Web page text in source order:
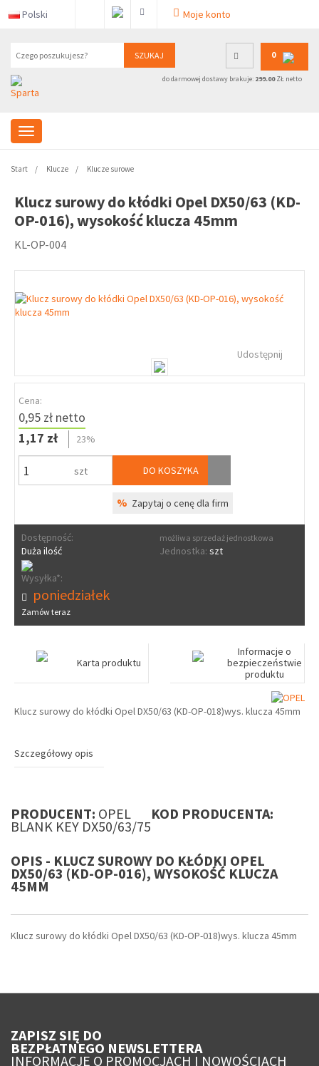
Polski Moje konto
SZUKAJ 0
do darmowej dostawy brakuje: 299.00ZŁ netto
Start Klucze Klucze surowe
Klucz surowy do kłódki Opel DX50/63 (KD-
OP-016), wysokość klucza 45mm
KL-OP-004
Udostępnij
Cena:
0,95 zł netto
1,17 zł
23%
szt DO KOSZYKA
% Zapytaj o cenę dla firm
Dostępność:
Duża ilość
możliwa sprzedaż jednostkowa
Jednostka: szt
Wysyłka*:
poniedziałek
Zamów teraz
Karta produktu
Informacje o
bezpieczeństwie
produktu
Klucz surowy do kłódki Opel DX50/63 (KD-OP-018)wys. klucza 45mm
Szczegółowy opis
PRODUCENT: OPEL KOD PRODUCENTA:
BLANK KEY DX50/63/75
OPIS - KLUCZ SUROWY DO KŁÓDKI OPEL
DX50/63 (KD-OP-016), WYSOKOŚĆ KLUCZA
45MM
Klucz surowy do kłódki Opel DX50/63 (KD-OP-018)wys. klucza 45mm
ZAPISZ SIĘ DO
BEZPŁATNEGO NEWSLETTERA
INFORMACJE O PROMOCJACH I NOWOŚCIACH